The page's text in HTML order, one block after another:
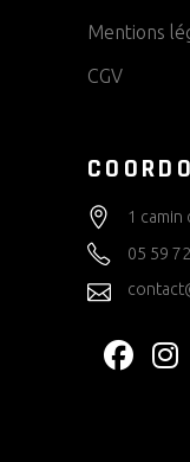
Mentions
CGV
1 camin
05 59